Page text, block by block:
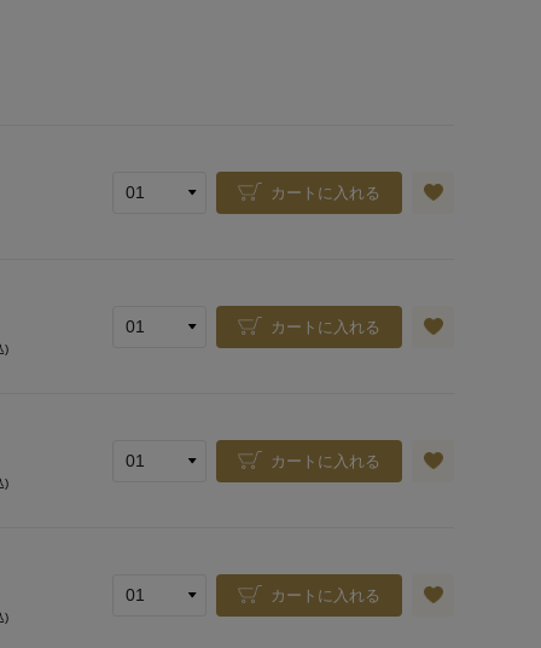
カートに入れる
)
カートに入れる
)
カートに入れる
)
カートに入れる